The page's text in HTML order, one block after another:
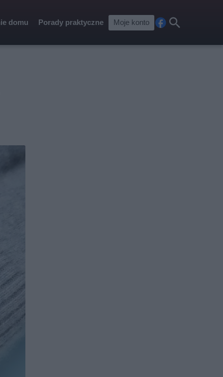
domu Porady praktyczne Moje konto
cebkaj